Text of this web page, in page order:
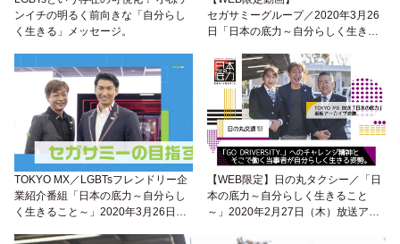
ンイチの明るく前向きな「自分らし
く生きる」メッセージ。
セガサミーグループ／2020年3月26
日「日本の底力～自分らしく生きる
TOKYO MX／LGBTsフレンドリー企
業紹介番組「日本の底力～自分らし
く生きること～」2020年3月26日
【WEB限定】日の丸タクシー／「日
本の底力～自分らしく生きること
～」2020年2月27日（木）放送アー